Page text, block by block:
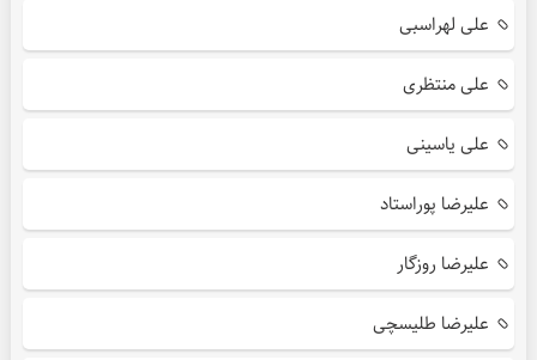
علی لهراسبی
علی منتظری
علی یاسینی
علیرضا پوراستاد
علیرضا روزگار
علیرضا طلیسچی